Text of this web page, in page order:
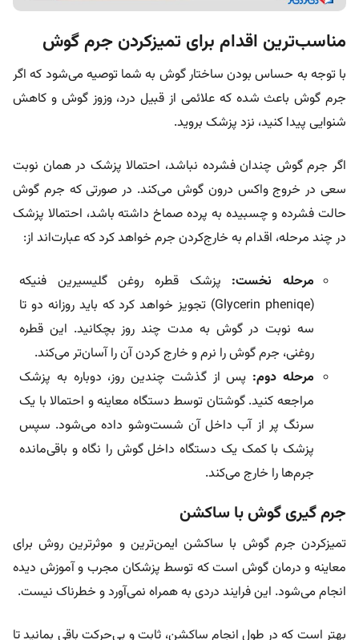
مناسب‌ترین اقدام برای تمیزکردن جرم گوش
با توجه به حساس بودن ساختار گوش به شما توصیه می‌شود که اگر
جرم گوش باعث شده که علائمی از قبیل درد، وزوز گوش و کاهش
شنوایی پیدا کنید، نزد پزشک بروید.
اگر جرم گوش چندان فشرده نباشد، احتمالا پزشک در همان نوبت
سعی در خروج واکس درون گوش می‌کند. در صورتی که جرم گوش
حالت فشرده و چسبیده به پرده صماخ داشته باشد، احتمالا پزشک
در چند مرحله، اقدام به خارج‌کردن جرم خواهد کرد که عبارت‌اند از:
مرحله نخست: پزشک قطره روغن گلیسیرین فنیکه
(Glycerin pheniqe) تجویز خواهد کرد که باید روزانه دو تا
سه نوبت در گوش به مدت چند روز بچکانید. این قطره
روغنی، جرم گوش را نرم و خارج کردن آن را آسان‌تر می‌کند.
مرحله دوم: پس از گذشت چندین روز، دوباره به پزشک
مراجعه کنید. گوشتان توسط دستگاه معاینه و احتمالا با یک
سرنگ پر از آب داخل آن شست‌وشو داده می‌شود. سپس
پزشک با کمک یک دستگاه داخل گوش را نگاه و باقی‌مانده
جرم‌ها را خارج می‌کند.
جرم گیری گوش با ساکشن
تمیزکردن جرم گوش با ساکشن ایمن‌ترین و موثرترین روش برای
معاینه و درمان گوش است که توسط پزشکان مجرب و آموزش دیده
انجام می‌شود. این فرایند دردی به همراه نمی‌آورد و خطرناک نیست.
بهتر است که در طول انجام ساکشن، ثابت و بی‌حرکت باقی بمانید تا